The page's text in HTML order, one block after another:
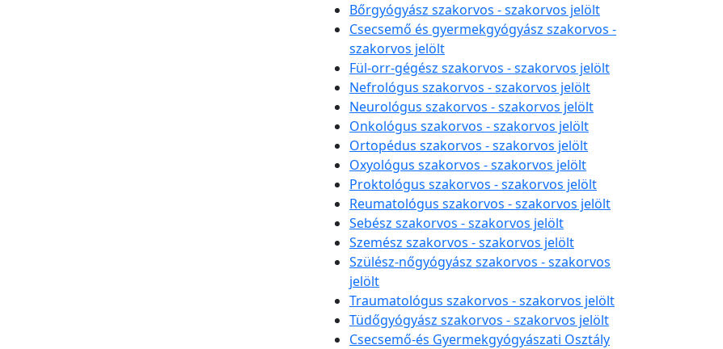
Bőrgyógyász szakorvos - szakorvos jelölt
Csecsemő és gyermekgyógyász szakorvos -
szakorvos jelölt
Fül-orr-gégész szakorvos - szakorvos jelölt
Nefrológus szakorvos - szakorvos jelölt
Neurológus szakorvos - szakorvos jelölt
Onkológus szakorvos - szakorvos jelölt
Ortopédus szakorvos - szakorvos jelölt
Oxyológus szakorvos - szakorvos jelölt
Proktológus szakorvos - szakorvos jelölt
Reumatológus szakorvos - szakorvos jelölt
Sebész szakorvos - szakorvos jelölt
Szemész szakorvos - szakorvos jelölt
Szülész-nőgyógyász szakorvos - szakorvos
jelölt
Traumatológus szakorvos - szakorvos jelölt
Tüdőgyógyász szakorvos - szakorvos jelölt
Csecsemő-és Gyermekgyógyászati Osztály